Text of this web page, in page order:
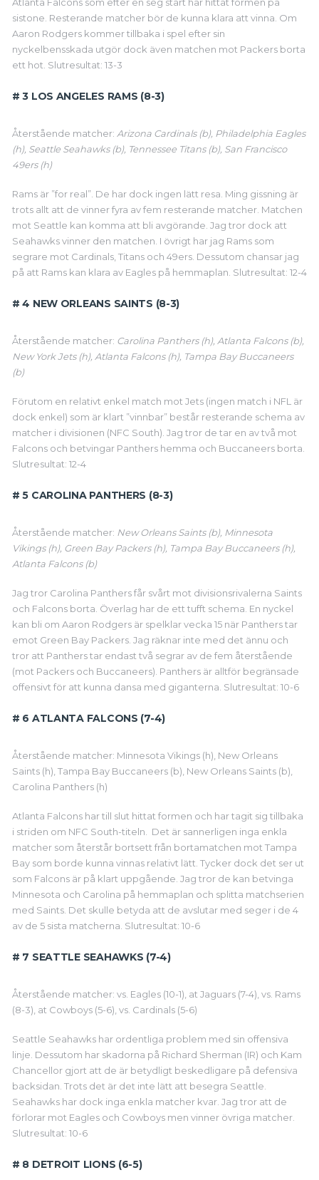
sistone. Resterande matcher bör de kunna klara att vinna. Om
Aaron Rodgers kommer tillbaka i spel efter sin
nyckelbensskada utgör dock även matchen mot Packers borta
ett hot. Slutresultat: 13-3
# 3 LOS ANGELES RAMS (8-3)
Återstående matcher: Arizona Cardinals (b), Philadelphia Eagles
(h), Seattle Seahawks (b), Tennessee Titans (b), San Francisco
49ers (h)
Rams är ”for real”. De har dock ingen lätt resa. Ming gissning är
trots allt att de vinner fyra av fem resterande matcher. Matchen
mot Seattle kan komma att bli avgörande. Jag tror dock att
Seahawks vinner den matchen. I övrigt har jag Rams som
segrare mot Cardinals, Titans och 49ers. Dessutom chansar jag
på att Rams kan klara av Eagles på hemmaplan. Slutresultat: 12-4
# 4 NEW ORLEANS SAINTS (8-3)
Återstående matcher: Carolina Panthers (h), Atlanta Falcons (b),
New York Jets (h), Atlanta Falcons (h), Tampa Bay Buccaneers
(b)
Förutom en relativt enkel match mot Jets (ingen match i NFL är
dock enkel) som är klart ”vinnbar” består resterande schema av
matcher i divisionen (NFC South). Jag tror de tar en av två mot
Falcons och betvingar Panthers hemma och Buccaneers borta.
Slutresultat: 12-4
# 5 CAROLINA PANTHERS (8-3)
Återstående matcher: New Orleans Saints (b), Minnesota
Vikings (h), Green Bay Packers (h), Tampa Bay Buccaneers (h),
Atlanta Falcons (b)
Jag tror Carolina Panthers får svårt mot divisionsrivalerna Saints
och Falcons borta. Överlag har de ett tufft schema. En nyckel
kan bli om Aaron Rodgers är spelklar vecka 15 när Panthers tar
emot Green Bay Packers. Jag räknar inte med det ännu och
tror att Panthers tar endast två segrar av de fem återstående
(mot Packers och Buccaneers). Panthers är alltför begränsade
offensivt för att kunna dansa med giganterna. Slutresultat: 10-6
# 6 ATLANTA FALCONS (7-4)
Återstående matcher: Minnesota Vikings (h), New Orleans
Saints (h), Tampa Bay Buccaneers (b), New Orleans Saints (b),
Carolina Panthers (h)
Atlanta Falcons har till slut hittat formen och har tagit sig tillbaka
i striden om NFC South-titeln. Det är sannerligen inga enkla
matcher som återstår bortsett från bortamatchen mot Tampa
Bay som borde kunna vinnas relativt lätt. Tycker dock det ser ut
som Falcons är på klart uppgående. Jag tror de kan betvinga
Minnesota och Carolina på hemmaplan och splitta matchserien
med Saints. Det skulle betyda att de avslutar med seger i de 4
av de 5 sista matcherna. Slutresultat: 10-6
# 7 SEATTLE SEAHAWKS (7-4)
Återstående matcher: vs. Eagles (10-1), at Jaguars (7-4), vs. Rams
(8-3), at Cowboys (5-6), vs. Cardinals (5-6)
Seattle Seahawks har ordentliga problem med sin offensiva
linje. Dessutom har skadorna på Richard Sherman (IR) och Kam
Chancellor gjort att de är betydligt beskedligare på defensiva
backsidan. Trots det är det inte lätt att besegra Seattle.
Seahawks har dock inga enkla matcher kvar. Jag tror att de
förlorar mot Eagles och Cowboys men vinner övriga matcher.
Slutresultat: 10-6
# 8 DETROIT LIONS (6-5)